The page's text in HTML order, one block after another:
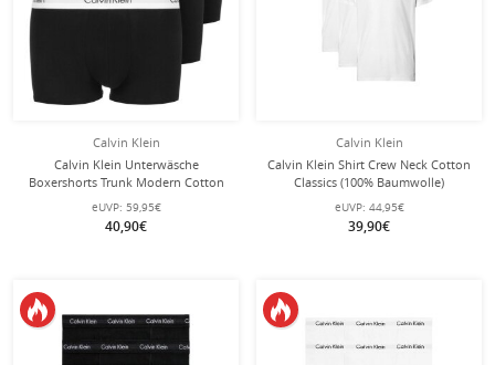
Calvin Klein
Calvin Klein Unterwäsche
Boxershorts Trunk Modern Cotton
(Baumwolle) schwarz Herren - 3
Stück
eUVP: 59,95€
40,90€
Calvin Klein
Calvin Klein Shirt Crew Neck Cotton
Classics (100% Baumwolle)
Unterwäsche weiss Herren - 3er
Pack
eUVP: 44,95€
39,90€